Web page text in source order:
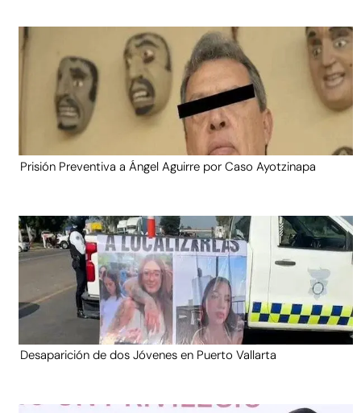
Prisión Preventiva a Ángel Aguirre por Caso Ayotzinapa
Desaparición de dos Jóvenes en Puerto Vallarta